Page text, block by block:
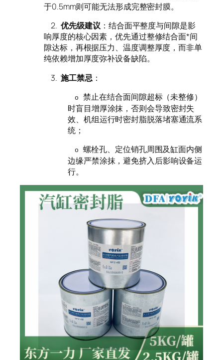
于0.5mm则可能无法形成完整密封膜。
2. 优先级建议：结合面平整度与间隙是影
响厚度的核心因素，优先通过整修结合面*间
隙达标，再根据压力、温度调整厚度，而非单
纯依赖增加厚度弥补设备缺陷。
3. 施工禁忌 ：
o
禁止在结合面间隙超标（未整修）
时盲目增厚涂抹，否则会导致密封失
效、机组运行时密封脂脱落堵塞通流系
统；
o
螺栓孔、定位销孔周围及缸面内侧
边缘严禁涂抹，避免挤入后影响设备运
行。